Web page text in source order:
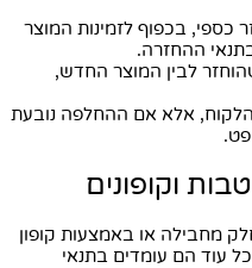
בכפוף לזמינות המוצר
ההחזרה.
לבין המוצר החדש,
אלא אם ההחלפה נובעת
מחבילה או באמצעות קופון
עוד הם עומדים בתנאי